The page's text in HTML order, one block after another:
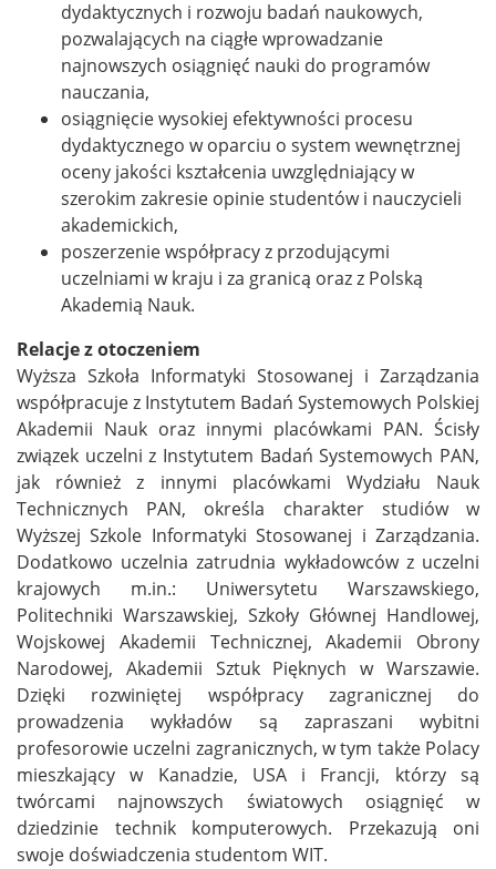
dydaktycznych i rozwoju badań naukowych,
pozwalających na ciągłe wprowadzanie
najnowszych osiągnięć nauki do programów
nauczania,
osiągnięcie wysokiej efektywności procesu
dydaktycznego w oparciu o system wewnętrznej
oceny jakości kształcenia uwzględniający w
szerokim zakresie opinie studentów i nauczycieli
akademickich,
poszerzenie współpracy z przodującymi
uczelniami w kraju i za granicą oraz z Polską
Akademią Nauk.
Relacje z otoczeniem
Wyższa Szkoła Informatyki Stosowanej i Zarządzania
współpracuje z Instytutem Badań Systemowych Polskiej
Akademii Nauk oraz innymi placówkami PAN. Ścisły
związek uczelni z Instytutem Badań Systemowych PAN,
jak również z innymi placówkami Wydziału Nauk
Technicznych PAN, określa charakter studiów w
Wyższej Szkole Informatyki Stosowanej i Zarządzania.
Dodatkowo uczelnia zatrudnia wykładowców z uczelni
krajowych m.in.: Uniwersytetu Warszawskiego,
Politechniki Warszawskiej, Szkoły Głównej Handlowej,
Wojskowej Akademii Technicznej, Akademii Obrony
Narodowej, Akademii Sztuk Pięknych w Warszawie.
Dzięki rozwiniętej współpracy zagranicznej do
prowadzenia wykładów są zapraszani wybitni
profesorowie uczelni zagranicznych, w tym także Polacy
mieszkający w Kanadzie, USA i Francji, którzy są
twórcami najnowszych światowych osiągnięć w
dziedzinie technik komputerowych. Przekazują oni
swoje doświadczenia studentom WIT.